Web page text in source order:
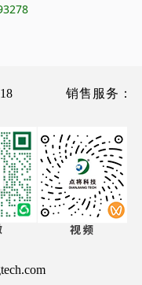
销售服务：